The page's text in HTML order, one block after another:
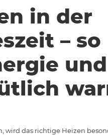
in der
– so
und
wird das richtige Heizen